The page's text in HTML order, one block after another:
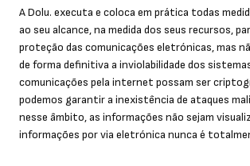
A Dolu. executa e coloca em prática todas
ao seu alcance, na medida dos seus recursos,
proteção das comunicações eletrónicas, mas
de forma definitiva a inviolabilidade dos
comunicações pela internet possam ser
podemos garantir a inexistência de ataques
nesse âmbito, as informações não sejam
informações por via eletrónica nunca é